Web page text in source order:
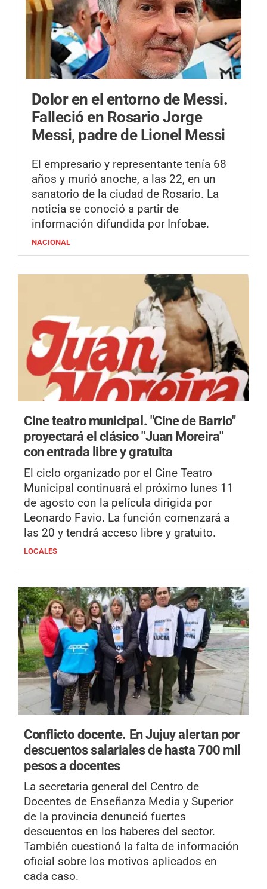
Dolor en el entorno de Messi.
Falleció en Rosario Jorge
Messi, padre de Lionel Messi
El empresario y representante tenía 68
años y murió anoche, a las 22, en un
sanatorio de la ciudad de Rosario. La
noticia se conoció a partir de
información difundida por Infobae.
NACIONAL
Cine teatro municipal. "Cine de Barrio"
proyectará el clásico "Juan Moreira"
con entrada libre y gratuita
El ciclo organizado por el Cine Teatro
Municipal continuará el próximo lunes 11
de agosto con la película dirigida por
Leonardo Favio. La función comenzará a
las 20 y tendrá acceso libre y gratuito.
LOCALES
Conflicto docente. En Jujuy alertan por
descuentos salariales de hasta 700 mil
pesos a docentes
La secretaria general del Centro de
Docentes de Enseñanza Media y Superior
de la provincia denunció fuertes
descuentos en los haberes del sector.
También cuestionó la falta de información
oficial sobre los motivos aplicados en
cada caso.